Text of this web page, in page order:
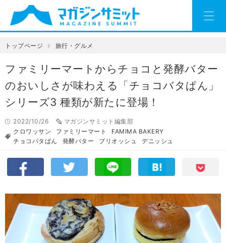
トップページ 旅行・グルメ
ファミリーマートからチョコと発酵バター
のおいしさが味わえる「チョコバタぱん」
シリーズ3 種類が新たに登場！
2022/10/26
マガジンサミット編集部
クロワッサン
ファミリーマート
FAMIMA BAKERY
チョコバタぱん
発酵バター ブリオッシュ デニッシュ